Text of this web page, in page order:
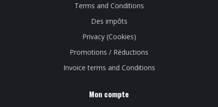
Terms and Conditions
Des impôts
Privacy (Cookies)
Promotions / Réductions
Invoice terms and Conditions
Mon compte